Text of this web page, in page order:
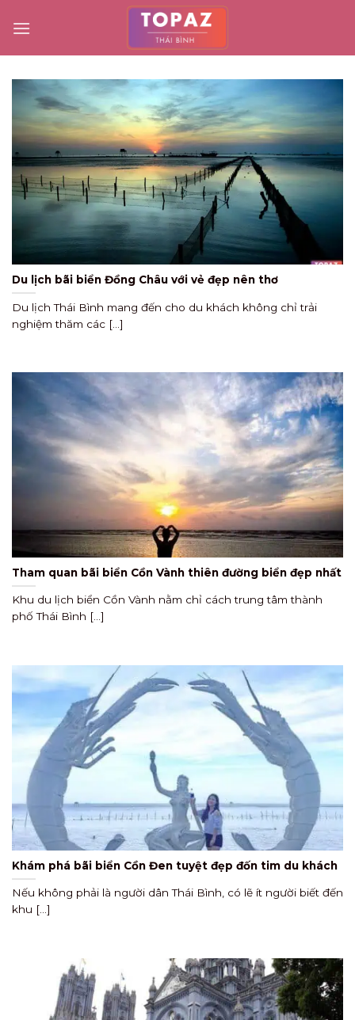
Du lịch bãi biển Đồng Châu với vẻ đẹp nên thơ
Du lịch Thái Bình mang đến cho du khách không chỉ trải
nghiệm thăm các [...]
Tham quan bãi biển Cồn Vành thiên đường biển đẹp nhất
Khu du lịch biển Cồn Vành nằm chỉ cách trung tâm thành
phố Thái Bình [...]
Khám phá bãi biển Cồn Đen tuyệt đẹp đốn tim du khách
Nếu không phải là người dân Thái Bình, có lẽ ít người biết đến
khu [...]